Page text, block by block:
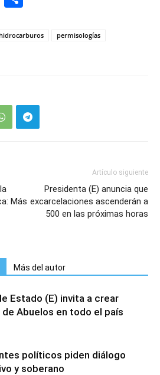
hidrocarburos
permisologías
Más
Artículo siguiente
Presidenta (E) anuncia que
excarcelaciones ascenderán a
500 en las próximas horas
Más del autor
Estado (E) invita a crear
de Abuelos en todo el país
políticos piden diálogo
y soberano